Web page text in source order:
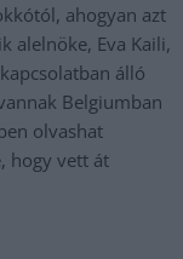
ahogyan azt
alelnöke, Eva Kaili,
álló
Belgiumban
olvashat
hogy vett át